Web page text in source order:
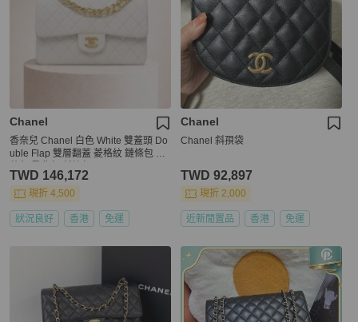
Chanel
香奈兒 Chanel 白色 White 雙蓋頭 Do
uble Flap 雙層翻蓋 菱格紋 鏈條包 口
TWD 146,172
現折 4,500
狀況良好 香港 免運
Chanel
Chanel 斜孭袋
TWD 92,897
現折 2,000
近新閒置品 香港 免運